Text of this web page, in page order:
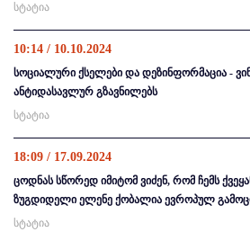
სტატია
10:14 / 10.10.2024
სოციალური ქსელები და დეზინფორმაცია -
ანტიდასავლურ გზავნილებს
სტატია
18:09 / 17.09.2024
ცოდნას სწორედ იმიტომ ვიძენ, რომ ჩემს
ზუგდიდელი ელენე ქობალია ევროპულ
სტატია